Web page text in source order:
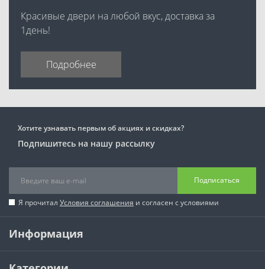
Красивые двери на любой вкус, доставка за
1день!
Подробнее
Хотите узнавать первым об акциях и скидках?
Подпишитесь на нашу рассылку
Подписаться
Я прочитал Условия соглашения и согласен с условиями
Информация